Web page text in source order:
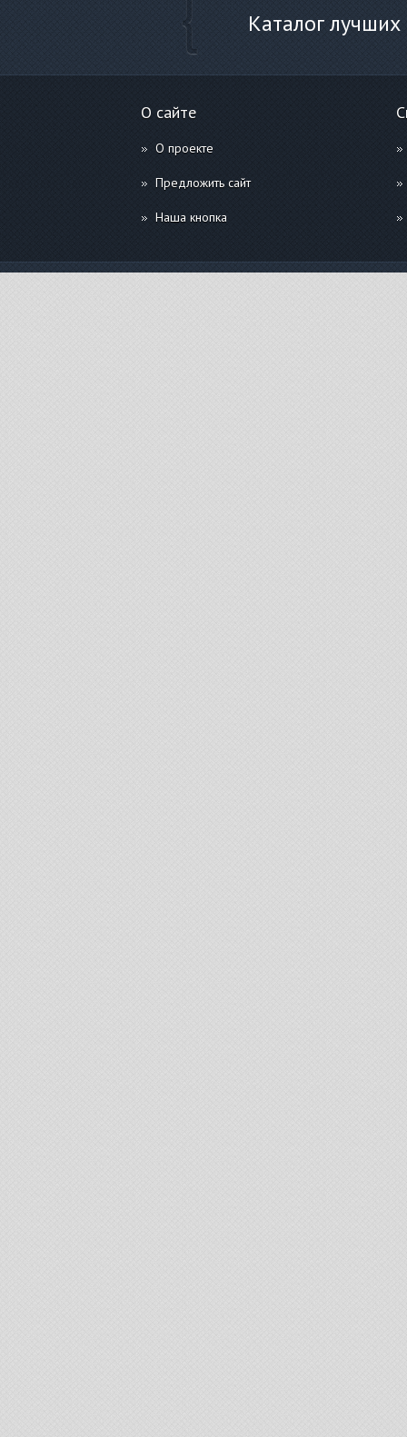
Каталог
О сайте
О проекте
Предложить сайт
Наша кнопка